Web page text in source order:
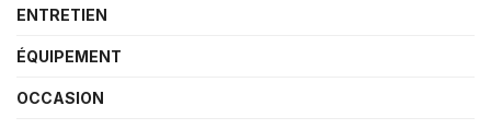
ENTRETIEN
ÉQUIPEMENT
OCCASION